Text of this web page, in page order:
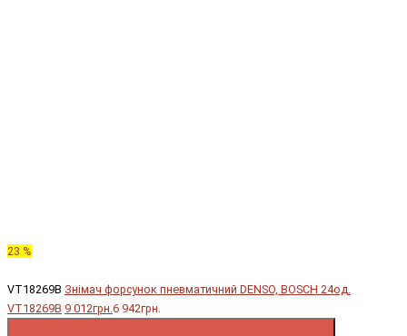
23 %
VT18269B Знімач форсунок пневматичний DENSO, BOSCH 24од.
VT18269B 9 012грн. 6 942грн.